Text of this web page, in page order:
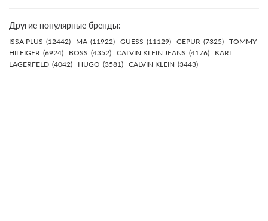
Другие популярные бренды:
ISSA PLUS (12442) MA (11922) GUESS (11129) GEPUR (7325) TOMMY
HILFIGER (6924) BOSS (4352) CALVIN KLEIN JEANS (4176)
KARL
LAGERFELD (4042) HUGO (3581) CALVIN KLEIN (3443)